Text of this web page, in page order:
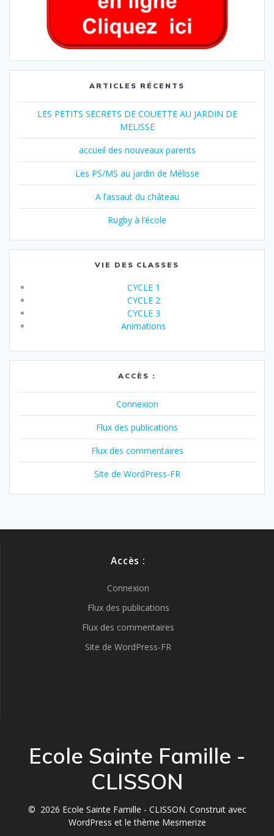
ARTICLES RÉCENTS
LES PETITS SECRETS DE COUETTE AU JARDIN DE
MELISSE
accueil des nouveaux parents
Les PS/MS au jardin de Mélisse
A l’assaut du château
Rugby à l’école
VIE DES CLASSES
CYCLE 1
CYCLE 2
CYCLE 3
Animations
ACCÈS :
Connexion
Flux des publications
Flux des commentaires
Site de WordPress-FR
Accès :
Connexion
Flux des publications
Flux des commentaires
Site de WordPress-FR
Ecole Sainte Famille -
CLISSON
© 2026 Ecole Sainte Famille - CLISSON. Construit avec
WordPress et lethème Mesmerize